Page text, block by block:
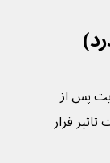
پس از
تحت تاثیر قرار